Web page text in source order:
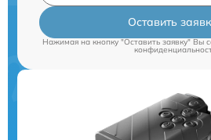
Оставить
Нажимая на кнопку "Оставить заявку" Вы